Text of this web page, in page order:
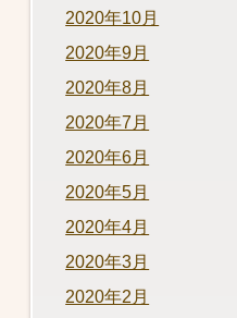
2020年10月
2020年9月
2020年8月
2020年7月
2020年6月
2020年5月
2020年4月
2020年3月
2020年2月